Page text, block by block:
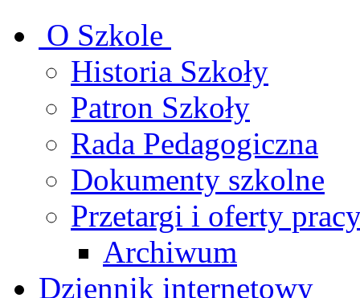
O Szkole
Historia Szkoły
Patron Szkoły
Rada Pedagogiczna
Dokumenty szkolne
Przetargi i oferty
Archiwum
Dziennik internetowy